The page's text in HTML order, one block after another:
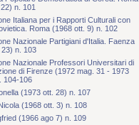
n. 101
Italiana per i Rapporti Culturali con
Roma (1968 ott. 9) n. 102
Nazionale Partigiani d'Italia. Faenza
n. 103
Nazionale Professori Universitari di
di Firenze (1972 mag. 31 - 1973
104-106
(1973 ott. 28) n. 107
(1968 ott. 3) n. 108
(1966 ago 7) n. 109